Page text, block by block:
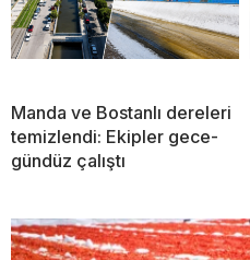
Manda ve Bostanlı dereleri
temizlendi: Ekipler gece-
gündüz çalıştı